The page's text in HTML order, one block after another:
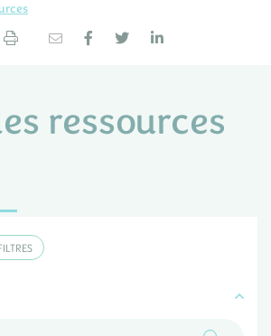
ressources